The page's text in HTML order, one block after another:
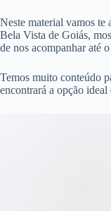
Neste material vamos te
Bela Vista de Goiás,
de nos acompanhar até
Temos muito conteúdo
encontrará a opção